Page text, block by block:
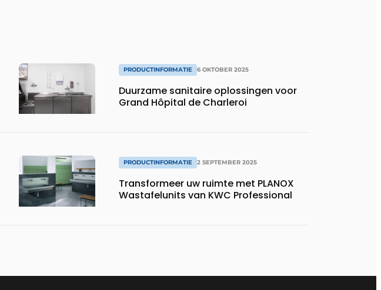
PRODUCTINFORMATIE 6 OKTOBER 2025
Duurzame sanitaire oplossingen voor
Grand Hôpital de Charleroi
PRODUCTINFORMATIE 2 SEPTEMBER 2025
Transformeer uw ruimte met PLANOX
Wastafelunits van KWC Professional